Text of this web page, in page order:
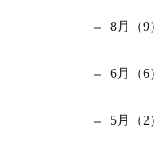
8月（9）
6月（6）
5月（2）